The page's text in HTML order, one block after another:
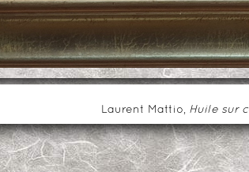
Laurent Mattio, Huile sur